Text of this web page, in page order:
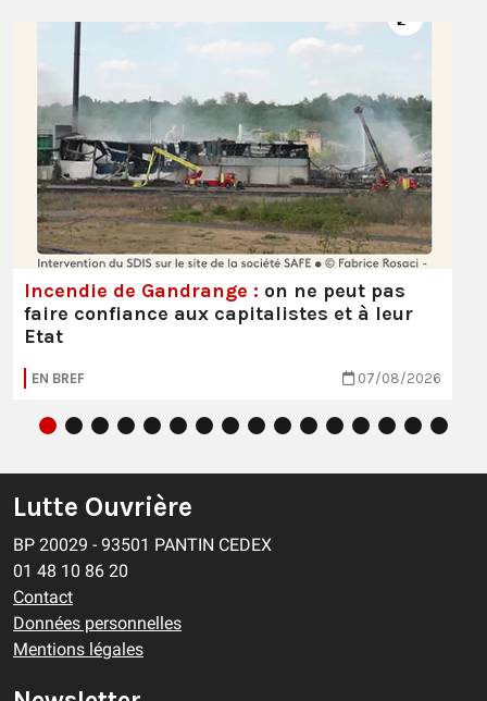
Incendie de Gandrange : on ne peut pas
faire confiance aux capitalistes et à leur
Etat
EN BREF 07/08/2026
Lutte Ouvrière
BP 20029 - 93501 PANTIN CEDEX
01 48 10 86 20
Contact
Données personnelles
Mentions légales